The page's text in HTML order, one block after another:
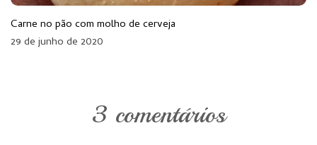
Carne no pão com molho de cerveja
29 de junho de 2020
3 comentários